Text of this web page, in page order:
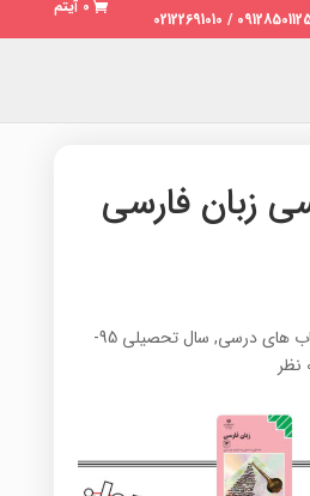
0 آیتم
زبان فارسی
های درسی,
سال تحصیلی 95-